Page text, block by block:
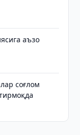
аъзо
соғлом